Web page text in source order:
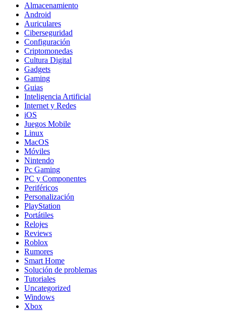
Almacenamiento
Android
Auriculares
Ciberseguridad
Configuración
Criptomonedas
Cultura Digital
Gadgets
Gaming
Guias
Inteligencia Artificial
Internet y Redes
iOS
Juegos Mobile
Linux
MacOS
Móviles
Nintendo
Pc Gaming
PC y Componentes
Periféricos
Personalización
PlayStation
Portátiles
Relojes
Reviews
Roblox
Rumores
Smart Home
Solución de problemas
Tutoriales
Uncategorized
Windows
Xbox